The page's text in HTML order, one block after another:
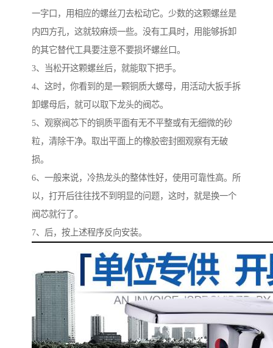
一字口，用相应的螺丝刀去松动它。少数的这颗螺丝是
内四方孔，这就较麻烦一些。没有工具时，用能够拆卸
的其它替代工具要注意不要损坏螺丝口。
3、当松开这颗螺丝后，就能取下把手。
4、这时，你看到的是一颗铜质大螺母，用活动大扳手拆
卸螺母后，就可以取下龙头的阀芯。
5、观察阀芯下的铜质平面有无不平整或有无细微的砂
粒，清除干净。取出平面上的橡胶密封圈观察有无破
损。
6、一般来说，冷热龙头的整体性好，使用可靠性高。所
以，打开后往往找不到明显的问题，这时，就是换一个
阀芯就行了。
7、后，按上述程序反向安装。